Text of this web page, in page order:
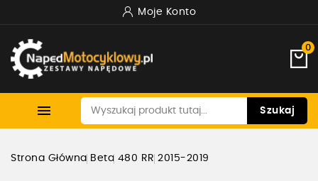
Moje Konto
0
 Szukaj
Strona Główna Beta 480 RR 2015-2019